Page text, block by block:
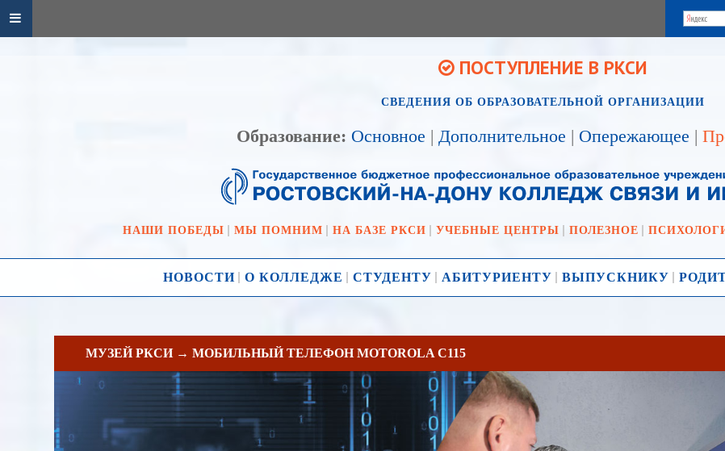
ПОСТУПЛЕНИЕ В РКСИ
СВЕДЕНИЯ ОБ ОБРАЗОВАТЕЛЬНОЙ ОРГАНИЗАЦИИ
Образование: Основное | Дополнительное | Опережающее |
НАШИ ПОБЕДЫ МЫ ПОМНИМ НА БАЗЕ РКСИ УЧЕБНЫЕ ЦЕНТРЫ ПОЛЕЗНОЕ
НОВОСТИ О КОЛЛЕДЖЕ СТУДЕНТУ АБИТУРИЕНТУ ВЫПУСКНИКУ
МУЗЕЙ РКСИ → МОБИЛЬНЫЙ ТЕЛЕФОН MOTOROLA C115